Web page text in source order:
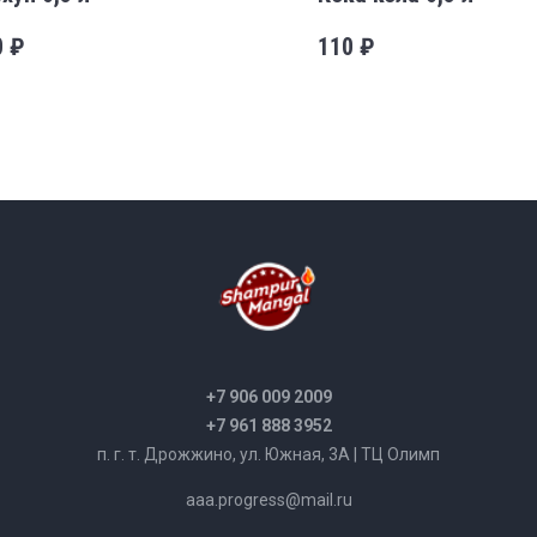
₽
110 ₽
+7 906 009 2009
+7 961 888 3952
п. г. т. Дрожжино, ул. Южная, 3А | ТЦ Олимп
aaa.progress@mail.ru